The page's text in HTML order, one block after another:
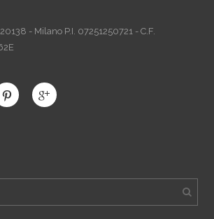
- Milano P.I. 07251250721 - C.F.